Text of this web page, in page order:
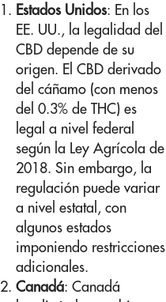
Estados Unidos: En los
EE. UU., la legalidad del
CBD depende de su
origen. El CBD derivado
del cáñamo (con menos
del 0.3% de THC) es
legal a nivel federal
según la Ley Agrícola de
2018. Sin embargo, la
regulación puede variar
a nivel estatal, con
algunos estados
imponiendo restricciones
adicionales.
Canadá: Canadá